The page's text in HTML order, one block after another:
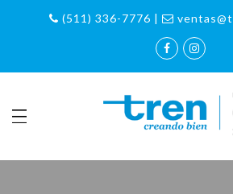
(511) 336-7776 |